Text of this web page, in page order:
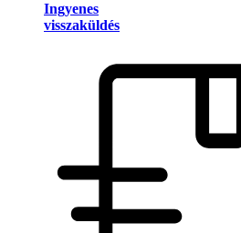
Ingyenes
visszaküldés